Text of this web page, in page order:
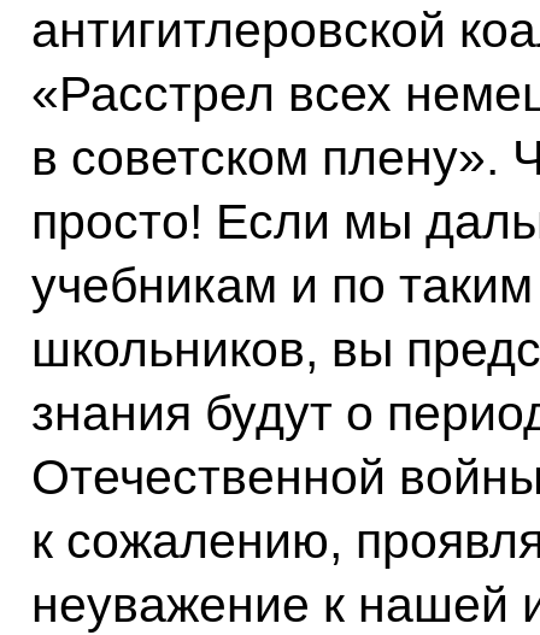
антигитлеровской
«Расстрел всех
в советском плену».
просто! Если мы
учебникам и по
школьников, вы
знания будут о
Отечественной
к сожалению,
неуважение к нашей